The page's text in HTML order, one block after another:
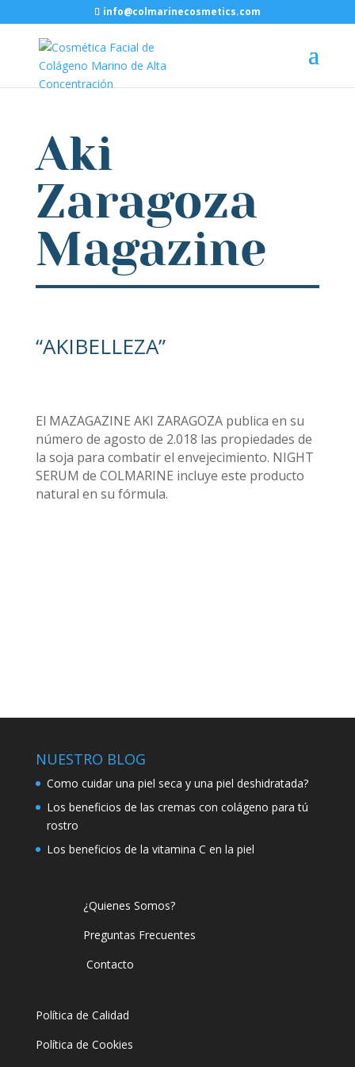
info@colmarinecosmetics.com
Aki
Zaragoza
Magazine
“AKIBELLEZA”
El MAZAGAZINE AKI ZARAGOZA publica en su
número de agosto de 2.018 las propiedades de
la soja para combatir el envejecimiento. NIGHT
SERUM de COLMARINE incluye este producto
natural en su fórmula.
NUESTRO BLOG
Como cuidar una piel seca y una piel deshidratada?
Los beneficios de las cremas con colágeno para tú
rostro
Los beneficios de la vitamina C en la piel
¿Quienes Somos?
Preguntas Frecuentes
Contacto
Política de Calidad
Política de Cookies